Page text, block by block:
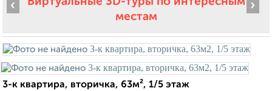
местам
‹ ›
3-к квартира, вторичка, 63м², 1/5 этаж